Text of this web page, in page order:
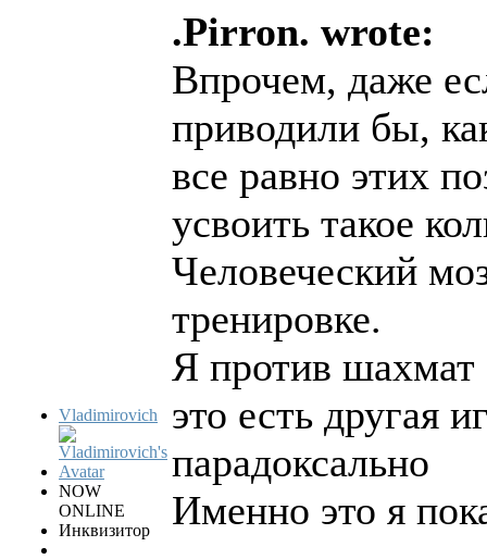
Vladimirovich
NOW
ONLINE
Инквизитор
.Pirron. wrote:
Впрочем, даже
приводили бы,
все равно этих
усвоить такое
Человеческий
тренировке.
Я против шахмат
это есть другая
парадоксально
Именно это я